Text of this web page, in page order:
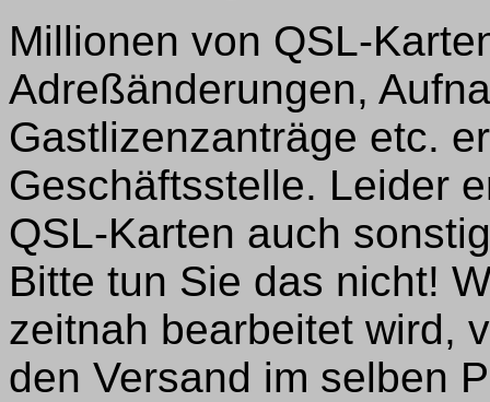
Millionen von QSL-
Adreßänderungen,
Gastlizenzanträge etc.
Geschäftsstelle. Leider
QSL-Karten auch
Bitte tun Sie das nicht!
zeitnah bearbeitet wird,
den Versand im selben